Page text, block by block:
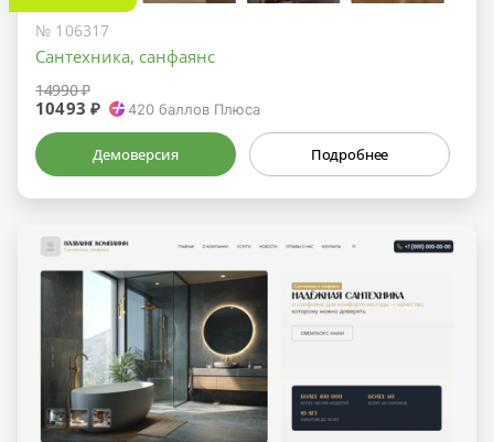
№ 106317
Сантехника, санфаянс
14990 ₽
10493 ₽ 420 баллов Плюса
Демоверсия Подробнее